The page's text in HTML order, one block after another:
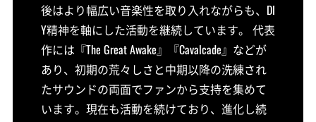
後はより幅広い音楽性を取り入れながらも、DI
Y精神を軸にした活動を継続しています。 代表
作には『The Great Awake』『Cavalcade』などが
あり、初期の荒々しさと中期以降の洗練され
たサウンドの両面でファンから支持を集めて
います。現在も活動を続けており、進化し続